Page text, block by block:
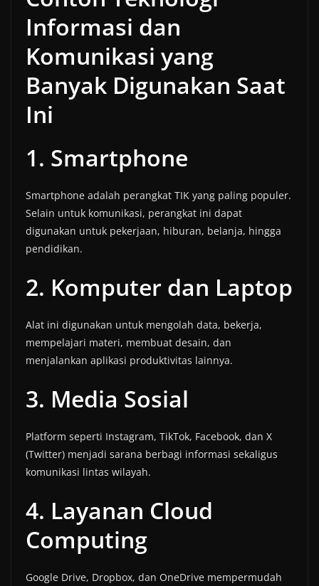
Informasi dan
Komunikasi yang
Banyak Digunakan Saat
Ini
1. Smartphone
Smartphone adalah perangkat TIK yang paling populer.
Selain untuk komunikasi, perangkat ini dapat
digunakan untuk pekerjaan, hiburan, belanja, hingga
pendidikan.
2. Komputer dan Laptop
Alat ini digunakan untuk mengolah data, bekerja,
mempelajari materi, membuat desain, dan
menjalankan aplikasi produktivitas lainnya.
3. Media Sosial
Platform seperti Instagram, TikTok, Facebook, dan X
(Twitter) menjadi sarana berbagi informasi sekaligus
komunikasi lintas wilayah.
4. Layanan Cloud
Computing
Google Drive, Dropbox, dan OneDrive mempermudah